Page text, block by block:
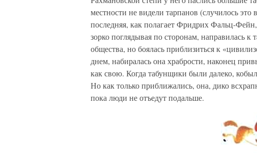
местности не видели тарпанов (случилось
последняя, как полагает Фридрих Фальц-
зорко поглядывая по сторонам, направилась
общества, но боялась приблизиться к
днем, набиралась она храбрости, наконец
как свою. Когда табунщики были далеко,
Но как только приближались, она, дико
пока люди не отъедут подальше.